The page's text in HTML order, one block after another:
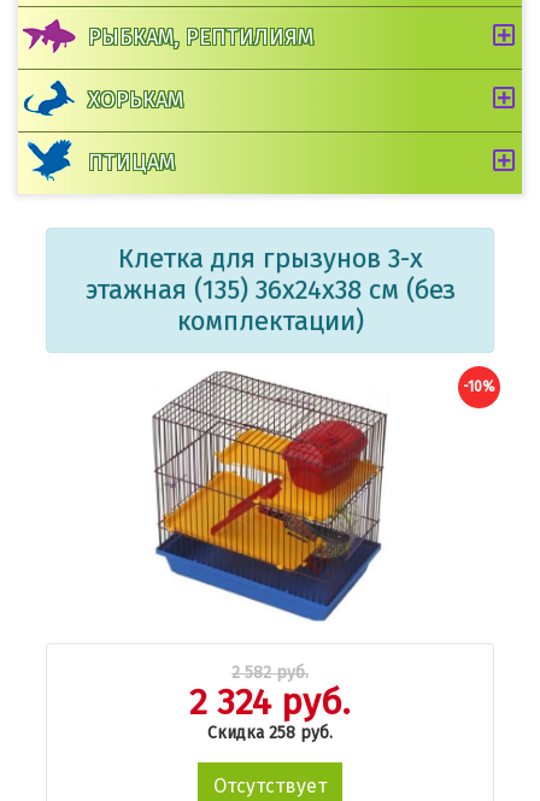
РЫБКАМ, РЕПТИЛИЯМ
ХОРЬКАМ
ПТИЦАМ
Клетка для грызунов 3-х
этажная (135) 36х24х38 см (без
комплектации)
-10%
2 582 руб.
2 324 руб.
Скидка 258 руб.
Отсутствует